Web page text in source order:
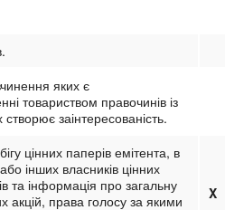
яких є
товариством правочинів із
заінтересованість.
цінних паперів емітента, в
інших власників цінних
та інформація про загальну
акцій, права голосу за якими
X